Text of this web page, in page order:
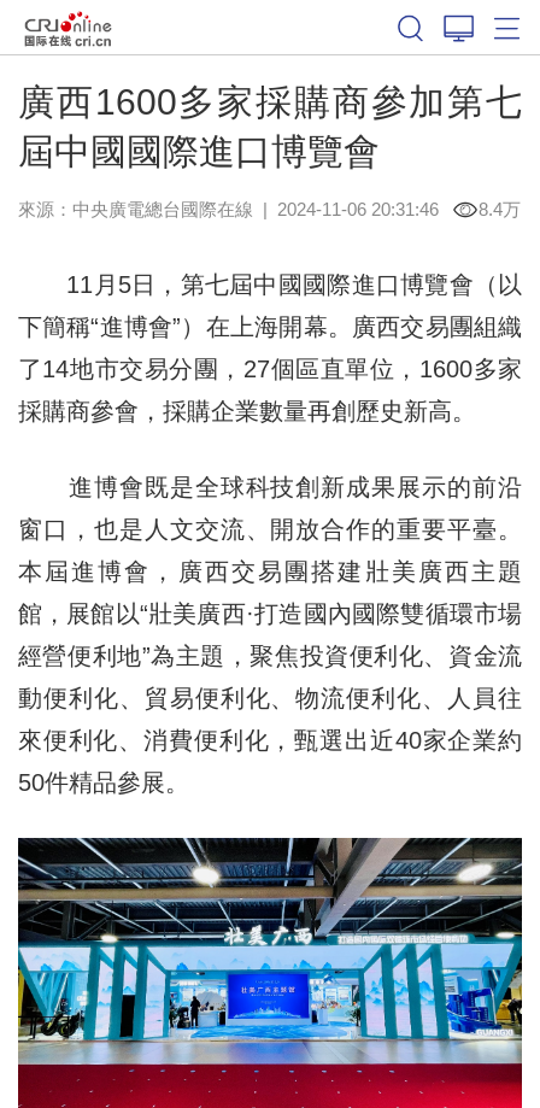
廣西1600多家採購商參加第七
屆中國國際進口博覽會
來源：中央廣電總台國際在線 | 2024-11-06 20:31:46 8.4万
11月5日，第七屆中國國際進口博覽會（以
下簡稱“進博會”）在上海開幕。廣西交易團組織
了14地市交易分團，27個區直單位，1600多家
採購商參會，採購企業數量再創歷史新高。
進博會既是全球科技創新成果展示的前沿
窗口，也是人文交流、開放合作的重要平臺。
本屆進博會，廣西交易團搭建壯美廣西主題
館，展館以“壯美廣西·打造國內國際雙循環市場
經營便利地”為主題，聚焦投資便利化、資金流
動便利化、貿易便利化、物流便利化、人員往
來便利化、消費便利化，甄選出近40家企業約
50件精品參展。